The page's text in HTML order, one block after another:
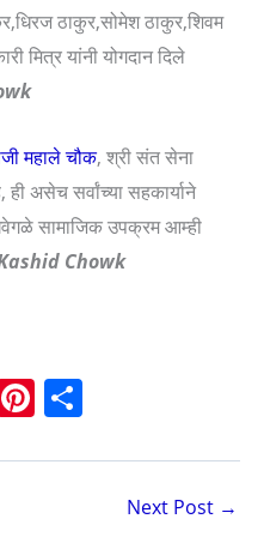
ठाकुर,सोमेश ठाकुर,शिवम
यांनी योगदान दिले
महाले चौक, श्री संत सेना
असेच सर्वांच्या सहकार्याने
सामाजिक उपक्रम आम्ही
Chowk
Pi
er ar
Next Post →